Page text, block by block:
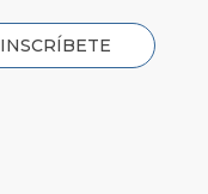
INSCRÍBETE